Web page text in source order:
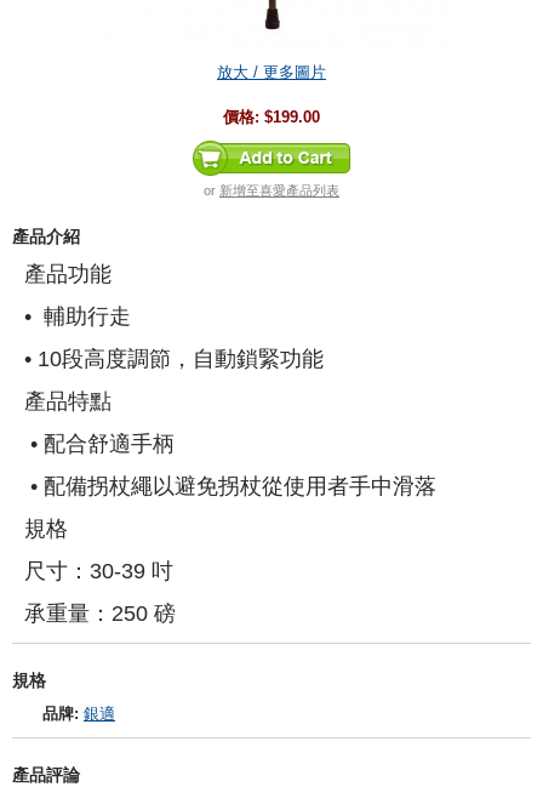
放大 / 更多圖片
價格: $199.00
or 新增至喜愛產品列表
產品介紹
產品功能
• 輔助行走
• 10段高度調節，自動鎖緊功能
產品特點
• 配合舒適手柄
• 配備拐杖繩以避免拐杖從使用者手中滑落
規格
尺寸：30-39 吋
承重量：250 磅
規格
品牌: 銀適
產品評論